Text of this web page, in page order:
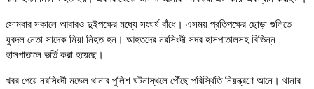
সোমবার সকালে আবারও দুইপক্ষের মধ্যে সংঘর্ষ বাঁধে। এসময় প্রতিপক্ষের ছোড়া গুলিতে
যুবদল নেতা সাদেক মিয়া নিহত হন। আহতদের নরসিংদী সদর হাসপাতালসহ বিভিন্ন
হাসপাতালে ভর্তি করা হয়েছে।
খবর পেয়ে নরসিংদী মডেল থানার পুলিশ ঘটনাস্থলে পৌঁছে পরিস্থিতি নিয়ন্ত্রণে আনে। থানার